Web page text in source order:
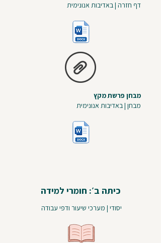
דף חזרה | באדיבות אנונימית
מבחן פרשת מקץ
מבחן | באדיבות אנונימית
כיתה ב׳: חומרי למידה
יסודי | מערכי שיעור ודפי עבודה